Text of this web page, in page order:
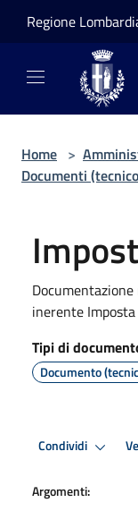
Regione
Home >
Documenti
inerente
Tipi di
Documento
Condividi
Argomenti: